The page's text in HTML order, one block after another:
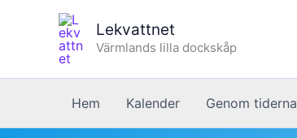
Lekvattnet
Värmlands lilla dockskåp
Hem Kalender Genom tiderna